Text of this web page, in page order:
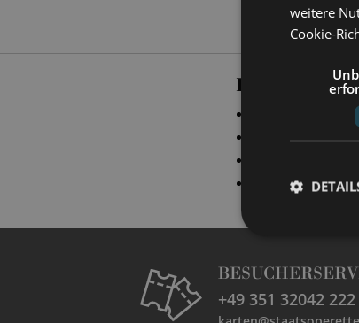
Emil und
Hänsel und
Die
+49 351 32042 222
weitere
Cookie-